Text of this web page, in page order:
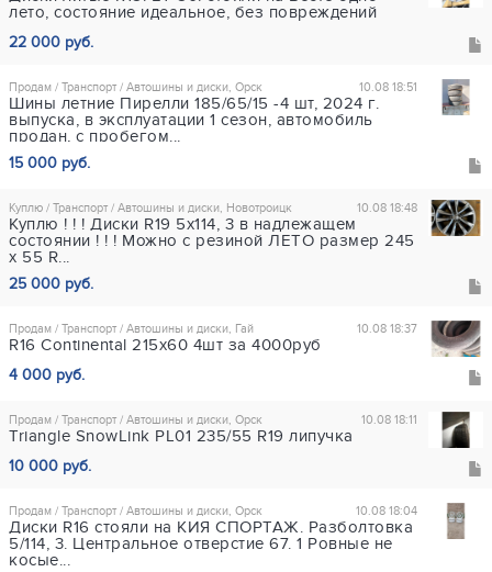
лето, состояние идеальное, без повреждений
22 000 руб.
10.08 18:51
Продам / Транспорт / Автошины и диски, Орск
Шины летние Пирелли 185/65/15 -4 шт, 2024 г.
выпуска, в эксплуатации 1 сезон, автомобиль
продан, с пробегом...
15 000 руб.
10.08 18:48
Куплю / Транспорт / Автошины и диски, Новотроицк
Куплю ! ! ! Диски R19 5х114, 3 в надлежащем
состоянии ! ! ! Можно с резиной ЛЕТО размер 245
х 55 R...
25 000 руб.
10.08 18:37
Продам / Транспорт / Автошины и диски, Гай
R16 Continental 215x60 4шт за 4000руб
4 000 руб.
10.08 18:11
Продам / Транспорт / Автошины и диски, Орск
Triangle SnowLink PL01 235/55 R19 липучка
10 000 руб.
10.08 18:04
Продам / Транспорт / Автошины и диски, Орск
Диски R16 стояли на КИЯ СПОРТАЖ. Разболтовка
5/114, 3. Центральное отверстие 67. 1 Ровные не
косые...